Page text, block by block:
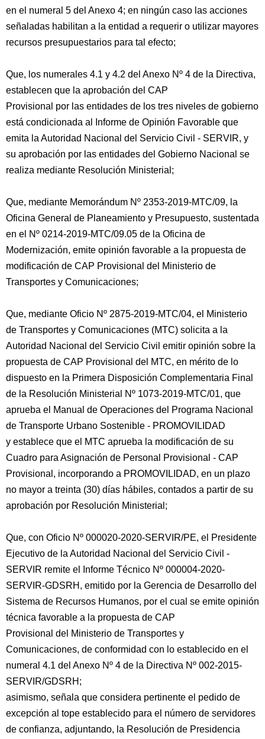
en el numeral 5 del Anexo 4; en ningún caso las acciones
señaladas habilitan a la entidad a requerir o utilizar mayores
recursos presupuestarios para tal efecto;
Que, los numerales 4.1 y 4.2 del Anexo Nº 4 de la Directiva,
establecen que la aprobación del CAP
Provisional por las entidades de los tres niveles de gobierno
está condicionada al Informe de Opinión Favorable que
emita la Autoridad Nacional del Servicio Civil - SERVIR, y
su aprobación por las entidades del Gobierno Nacional se
realiza mediante Resolución Ministerial;
Que, mediante Memorándum Nº 2353-2019-MTC/09, la
Oficina General de Planeamiento y Presupuesto, sustentada
en el Nº 0214-2019-MTC/09.05 de la Oficina de
Modernización, emite opinión favorable a la propuesta de
modificación de CAP Provisional del Ministerio de
Transportes y Comunicaciones;
Que, mediante Oficio Nº 2875-2019-MTC/04, el Ministerio
de Transportes y Comunicaciones (MTC) solicita a la
Autoridad Nacional del Servicio Civil emitir opinión sobre la
propuesta de CAP Provisional del MTC, en mérito de lo
dispuesto en la Primera Disposición Complementaria Final
de la Resolución Ministerial Nº 1073-2019-MTC/01, que
aprueba el Manual de Operaciones del Programa Nacional
de Transporte Urbano Sostenible - PROMOVILIDAD
y establece que el MTC aprueba la modificación de su
Cuadro para Asignación de Personal Provisional - CAP
Provisional, incorporando a PROMOVILIDAD, en un plazo
no mayor a treinta (30) días hábiles, contados a partir de su
aprobación por Resolución Ministerial;
Que, con Oficio Nº 000020-2020-SERVIR/PE, el Presidente
Ejecutivo de la Autoridad Nacional del Servicio Civil -
SERVIR remite el Informe Técnico Nº 000004-2020-
SERVIR-GDSRH, emitido por la Gerencia de Desarrollo del
Sistema de Recursos Humanos, por el cual se emite opinión
técnica favorable a la propuesta de CAP
Provisional del Ministerio de Transportes y
Comunicaciones, de conformidad con lo establecido en el
numeral 4.1 del Anexo Nº 4 de la Directiva Nº 002-2015-
SERVIR/GDSRH;
asimismo, señala que considera pertinente el pedido de
excepción al tope establecido para el número de servidores
de confianza, adjuntando, la Resolución de Presidencia